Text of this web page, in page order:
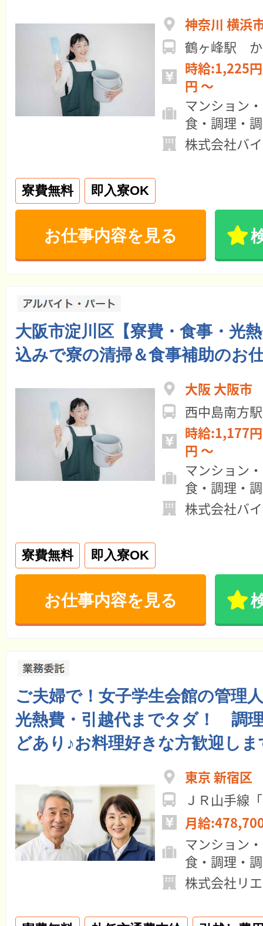
神奈川 横浜
鶴ヶ峰駅
時給:1,225円 ～ 月給
円 ～
マンション
食・調理・
株式会社バ
寮費無料 即入寮OK
お仕事内容を見る
大阪市淀川区【寮費・食事・光
込みで寮の清掃＆食事補助のお
大阪 大阪市
西中島南方
時給:1,177円 ～ 月給
円 ～
マンション
食・調理・
株式会社バ
寮費無料 即入寮OK
お仕事内容を見る
ご夫婦で！女子学生会館の管理
光熱費・引越代までタダ！ 調
どあり♪お料理好きな方歓迎しま
東京 新宿区
ＪＲ山手線
月給
マンション
食・調理・
株式会社リ